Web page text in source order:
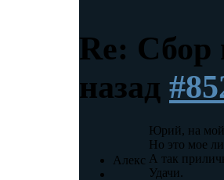
Re:
назад
Алекс
Юрий, на мой
Но это мое
А так
Удачи.